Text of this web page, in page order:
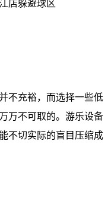
不充裕，而选择一些低
万不可取的。游乐设备
不切实际的盲目压缩成